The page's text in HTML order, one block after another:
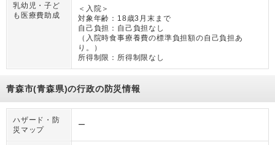
乳幼児・子ど
も医療費助成
＜入院＞
対象年齢： 18歳3月末まで
自己負担： 自己負担なし
（ 入院時食事療養費の標準負担額の自己負担あ
り。
）
所得制限： 所得制限なし
青森市(青森県)の行政の防災情報
ハザード・防
災マップ
ー